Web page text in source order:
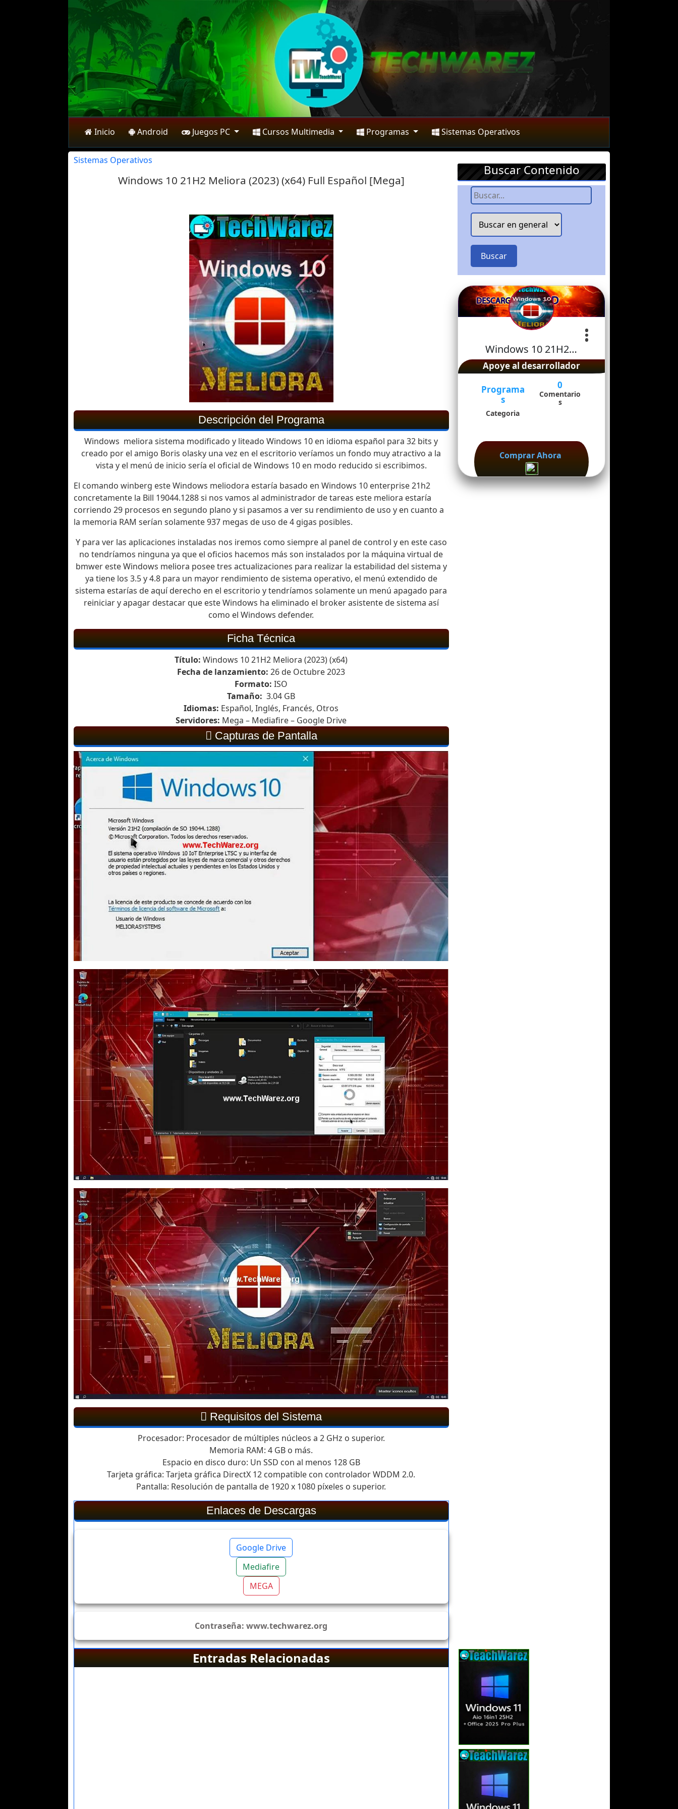
Inicio Android Juegos PC Cursos Multimedia Programas Sistemas Operativos
Sistemas Operativos
Windows 10 21H2 Meliora (2023) (x64) Full Español [Mega]
Descripción del Programa
Windows meliora sistema modificado y liteado Windows 10 en idioma español para 32 bits y
creado por el amigo Boris olasky una vez en el escritorio veríamos un fondo muy atractivo a la
vista y el menú de inicio sería el oficial de Windows 10 en modo reducido si escribimos.
El comando winberg este Windows meliodora estaría basado en Windows 10 enterprise 21h2
concretamente la Bill 19044.1288 si nos vamos al administrador de tareas este meliora estaría
corriendo 29 procesos en segundo plano y si pasamos a ver su rendimiento de uso y en cuanto a
la memoria RAM serían solamente 937 megas de uso de 4 gigas posibles.
Y para ver las aplicaciones instaladas nos iremos como siempre al panel de control y en este caso
no tendríamos ninguna ya que el oficios hacemos más son instalados por la máquina virtual de
bmwer este Windows meliora posee tres actualizaciones para realizar la estabilidad del sistema y
ya tiene los 3.5 y 4.8 para un mayor rendimiento de sistema operativo, el menú extendido de
sistema estarías de aquí derecho en el escritorio y tendríamos solamente un menú apagado para
reiniciar y apagar destacar que este Windows ha eliminado el broker asistente de sistema así
como el Windows defender.
Ficha Técnica
Título: Windows 10 21H2 Meliora (2023) (x64)
Fecha de lanzamiento: 26 de Octubre 2023
Formato: ISO
Tamaño: 3.04 GB
Idiomas: Español, Inglés, Francés, Otros
Servidores: Mega – Mediafire – Google Drive
Capturas de Pantalla
Requisitos del Sistema
Procesador: Procesador de múltiples núcleos a 2 GHz o superior.
Memoria RAM: 4 GB o más.
Espacio en disco duro: Un SSD con al menos 128 GB
Tarjeta gráfica: Tarjeta gráfica DirectX 12 compatible con controlador WDDM 2.0.
Pantalla: Resolución de pantalla de 1920 x 1080 píxeles o superior.
Enlaces de Descargas
Google Drive
Mediafire
MEGA
Contraseña: www.techwarez.org
Entradas Relacionadas
Buscar Contenido
Buscar
Windows 10 21H2…
Apoye al desarrollador
Programa
s
Categoria
0
Comentario
s
Comprar Ahora